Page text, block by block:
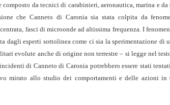
da tecnici di carabinieri, aeronautica, marina e da
che Canneto di Caronia sia stata colpita da
fasci di microonde ad altissima frequenza. I
dagli esperti sottolinea come ci sia la sperimentazione di
evolute anche di origine non terrestre – si legge nel
di Canneto di Caronia potrebbero essere stati
mirato allo studio dei comportamenti e delle azioni in